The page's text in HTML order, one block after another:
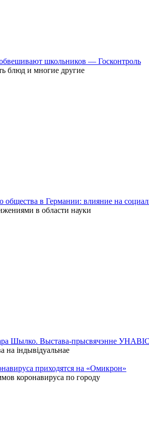
школьников — Госконтроль
блюд и многие другие
общества в Германии: влияние на
в области науки
Шылко. Выстава-прысвячэнне
на індывідуальнае
приходятся на «Омикрон»
коронавируса по городу